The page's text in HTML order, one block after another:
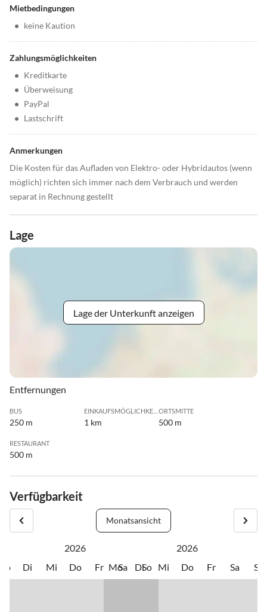
Mietbedingungen
• keine Kaution
Zahlungsmöglichkeiten
• Kreditkarte
• Überweisung
• PayPal
• Lastschrift
Anmerkungen
Die Kosten für das Aufladen von Elektro- oder Hybridautos (wenn
möglich) richten sich immer nach dem Verbrauch und werden
separat in Rechnung gestellt
Lage
Lage der Unterkunft anzeigen
Entfernungen
BUS
250 m
EINKAUFSMÖGLICHKEIT
1 km
ORTSMITTE
500 m
RESTAURANT
500 m
Verfügbarkeit
Monatsansicht
2026
Di Mi Do Fr Sa So
2026
Mo
Di Mi Do Fr Sa So